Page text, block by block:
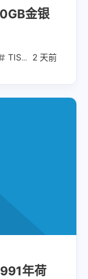
152篇
金银
2 天前
TIS唱片
年荷